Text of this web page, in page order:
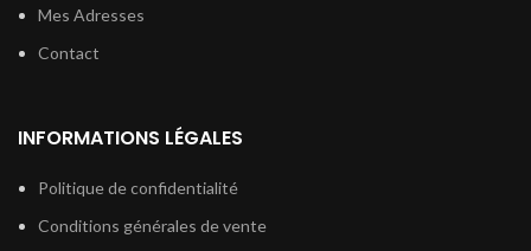
Mes Adresses
Contact
INFORMATIONS LÉGALES
Politique de confidentialité
Conditions générales de vente